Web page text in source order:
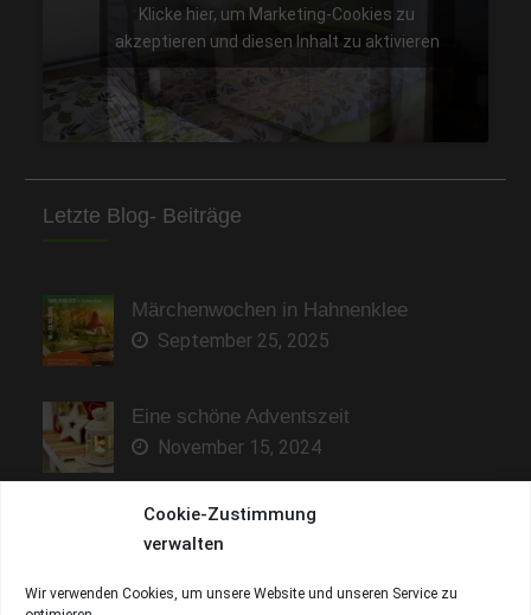
Cookie-Zustimmung
verwalten
Wir verwenden Cookies, um unsere Website und unseren Service zu
Klicke hier, um Marketing-Cookies zu
akzeptieren und diesen Inhalt zu aktivieren
Letzte Blog- Beiträge
Märchenwochen in Hahnenklee
September 25, 2025
Eine schöne Adventszeit
November 15, 2024
Sonne genießen und entspannen
Mai 9, 2023